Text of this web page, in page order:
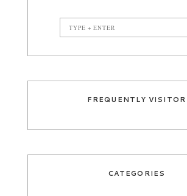
FREQUENTLY VISITOR
CATEGORIES